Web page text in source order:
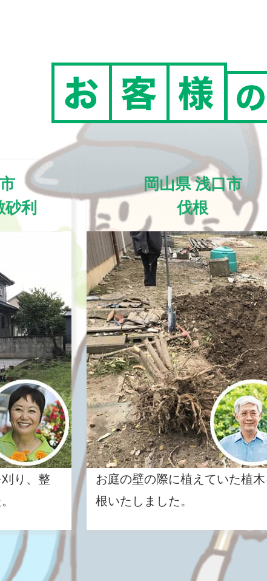
砂利
り、整
岡山県 浅口市
伐根
お庭の壁の際に植えていた植
根いたしました。